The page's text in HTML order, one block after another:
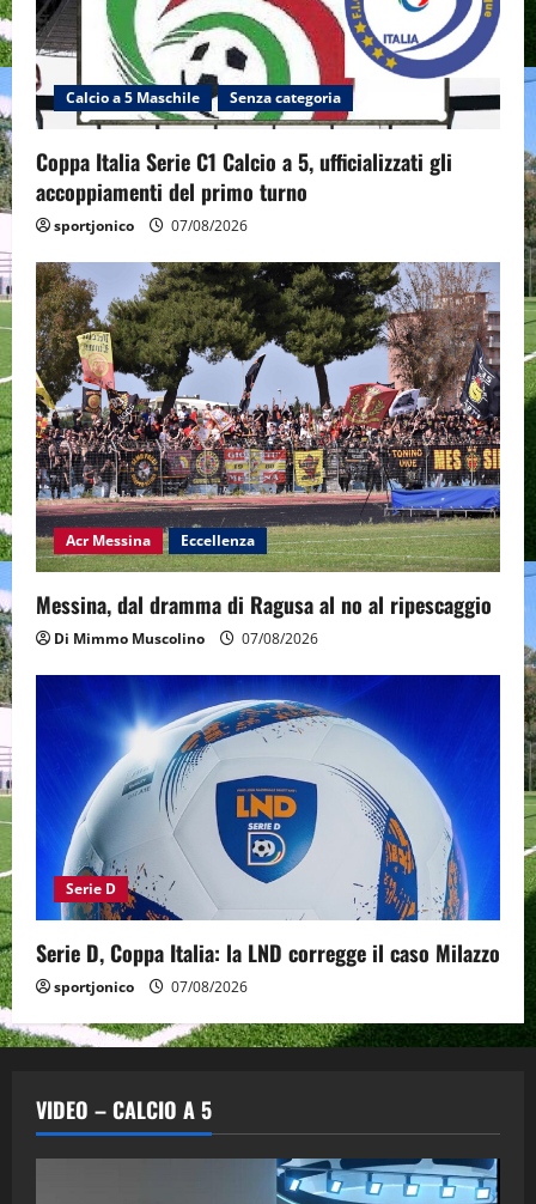
Calcio a 5 Maschile Senza categoria
Coppa Italia Serie C1 Calcio a 5, ufficializzati gli
accoppiamenti del primo turno
sportjonico 07/08/2026
Acr Messina Eccellenza
Messina, dal dramma di Ragusa al no al ripescaggio
Di Mimmo Muscolino 07/08/2026
Serie D
Serie D, Coppa Italia: la LND corregge il caso Milazzo
sportjonico 07/08/2026
VIDEO – CALCIO A 5